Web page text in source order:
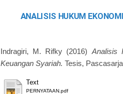
ANALISIS HUKUM
Indragiri, M. Rifky (2016) Analisis
Keuangan Syariah. Tesis,
Text
PERNYATAAN.pdf